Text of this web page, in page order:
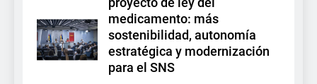
proyecto de ley del
medicamento: más
sostenibilidad, autonomía
estratégica y modernización
para el SNS